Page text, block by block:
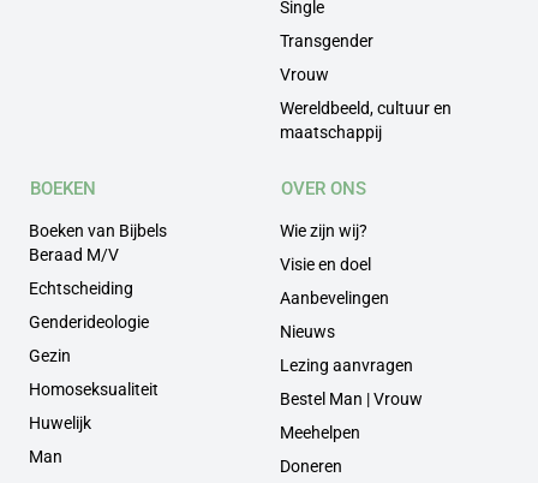
Single
Transgender
Vrouw
Wereldbeeld, cultuur en
maatschappij
BOEKEN
Boeken van Bijbels
Beraad M/V
Echtscheiding
Genderideologie
Gezin
Homoseksualiteit
Huwelijk
Man
OVER ONS
Wie zijn wij?
Visie en doel
Aanbevelingen
Nieuws
Lezing aanvragen
Bestel Man | Vrouw
Meehelpen
Doneren